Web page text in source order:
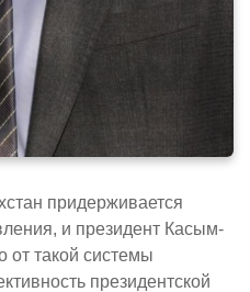
придерживается
и президент Касым-
от такой системы
президентской